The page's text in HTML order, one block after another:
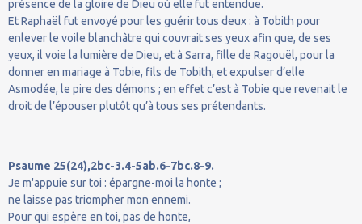
présence de la gloire de Dieu où elle fut entendue.
Et Raphaël fut envoyé pour les guérir tous deux : à Tobith pour
enlever le voile blanchâtre qui couvrait ses yeux afin que, de ses
yeux, il voie la lumière de Dieu, et à Sarra, fille de Ragouël, pour la
donner en mariage à Tobie, fils de Tobith, et expulser d’elle
Asmodée, le pire des démons ; en effet c’est à Tobie que revenait le
droit de l’épouser plutôt qu’à tous ses prétendants.
Psaume 25(24),2bc-3.4-5ab.6-7bc.8-9.
Je m'appuie sur toi : épargne-moi la honte ;
ne laisse pas triompher mon ennemi.
Pour qui espère en toi, pas de honte,